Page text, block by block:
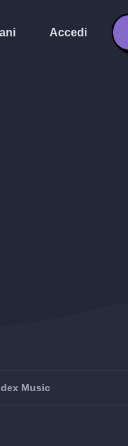
Accedi
Music